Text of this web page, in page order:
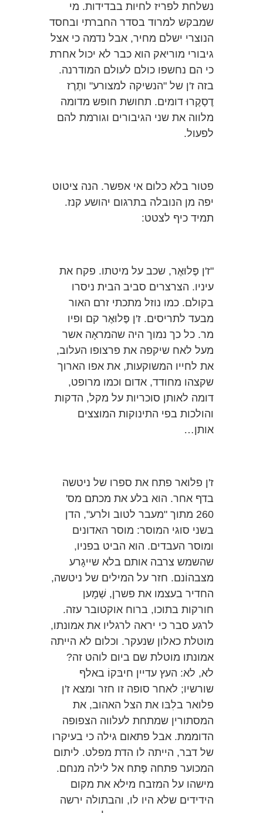
נשלחת לפריז לחיות בבדידות. מי
שמבקש למרוד בסדר החברתי ובחסד
הנוצרי ישלם מחיר, אבל נדמה כי אצל
גיבורי מוריאק הוא כבר לא יכול אחרת
כי הם נחשפו כולם לעולם המודרנה.
בזה ז'ן של "הנשיקה למצורע" ותֶרֶז
דֶסְקֶרוּ דומים. תחושת חופש מדומה
מלווה את שני הגיבורים וגורמת להם
לפעול.
פטור בלא כלום אי אפשר. הנה ציטוט
יפה מן הנובלה בתרגום יהושע קנז.
תמיד כיף לצטט:
"ז'ן פֶּלוּאֶר, שכב על מיטתו. פקח את
עיניו. הצרצרים סביב הבית ניסרו
בקולם. כמו נוזל מתכתי זרם האור
מבעד לתריסים. ז'ן פֶּלוּאֶר קם ופיו
מר. כל כך נמוך היה שהמראָה אשר
מעל לאח שיקפה את פרצופו העלוב,
את לחייו המשוקעות, את אפו הארוך
שקצהו מחודד, אדום וכמו מרופט,
דומה לאותן סוכריות על מקל, הדקות
והולכות בפי התינוקות המוצצים
אותן…
ז'ן פלואר פתח את ספרו של ניטשה
בדף אחר. הוא בלע את מכתם מס'
260 מתוך "מעבר לטוב ולרע", הדן
בשני סוגי המוסר: מוסר האדונים
ומוסר העבדים. הוא הביט בפניו,
שהשמש צרבה אותם בלא שייגָרע
מצבהוֹנם. חזר על המילים של ניטשה,
החדיר בעצמו את פשרן, שְׁמָען
חורקות בתוכו, ברוח אוקטובר עזה.
לרגע סבר כי יראה לרגליו את אמונתו,
מוטלת כאלון שנעקר. וכלום לא הייתה
אמונתו מוטלת שם ביום לוהט זה?
לא, לא: העץ עדיין חיבּקוֹ באלף
שורשיו; לאחר סופה זו חזר ומצא ז'ן
פלואר בלִבּו את הצל האהוב, את
המסתורין שמתחת לעלווה הצפופה
הדוממת. אבל פתאום גילה כי בעיקרו
של דבר, הייתה לו הדת מפלט. ליתום
המכוער פתחה פֶּתח אל לילה מנחם.
מישהו על המזבח מילא את מקום
הידידים שלא היו לו, והבתולה ירשה